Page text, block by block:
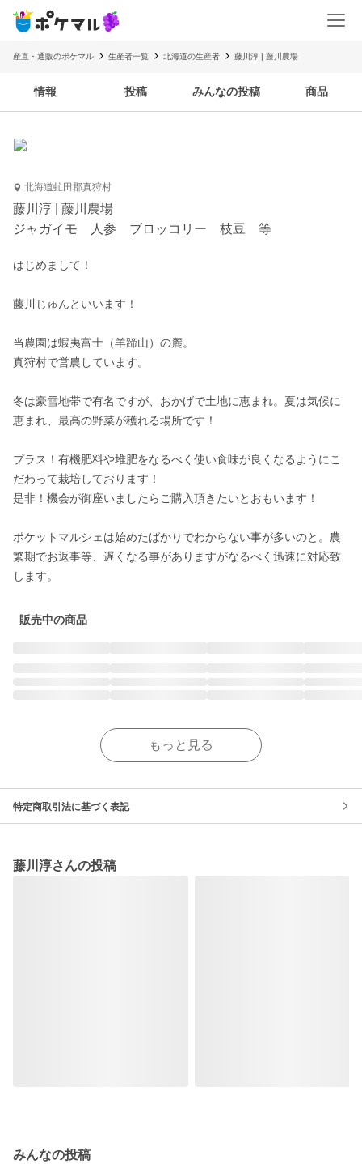
産直・通販のポケマル 生産者一覧 北海道の生産者 藤川淳 | 藤川農場
情報 投稿 みんなの投稿 商品
北海道虻田郡真狩村
藤川淳 | 藤川農場
ジャガイモ 人参 ブロッコリー 枝豆 等
はじめまして！
藤川じゅんといいます！
当農園は蝦夷富士（羊蹄山）の麓。
真狩村で営農しています。
冬は豪雪地帯で有名ですが、おかげで土地に恵まれ。夏は気候に
恵まれ、最高の野菜が穫れる場所です！
プラス！有機肥料や堆肥をなるべく使い食味が良くなるようにこ
だわって栽培しております！
是非！機会が御座いましたらご購入頂きたいとおもいます！
ポケットマルシェは始めたばかりでわからない事が多いのと。農
繁期でお返事等、遅くなる事がありますがなるべく迅速に対応致
販売中の商品
もっと見る
特定商取引法に基づく表記
藤川淳さんの投稿
みんなの投稿